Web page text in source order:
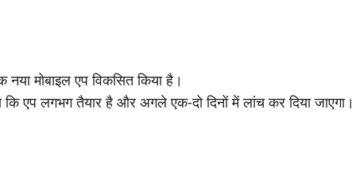
मोबाइल एप विकसित किया है।
कि एप लगभग तैयार है और अगले एक-दो दिनों में लांच कर दिया जाएगा।